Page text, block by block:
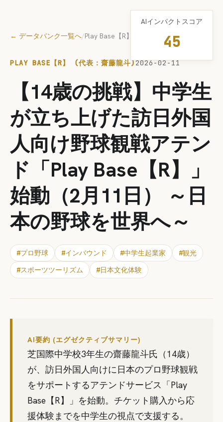
← データバンク一覧へ/Play Base【R】 (代表：齋藤龍斗)
PLAY BASE【R】 (代表：齋藤龍斗)2026-02-11
【14歳の挑戦】中学生
が立ち上げた訪日外国
人向け野球観戦アテン
ド「Play Base【R】」
始動（2月11日） ～日
本の野球を世界へ～
#プロ野球 #インバウンド #中学生起業家 #観光
#スポーツツーリズム #日本文化体験
AIインパクトスコア
45
AI要約 (エグゼクティブサマリー)
芝国際中学校3年生の齋藤龍斗氏（14歳）
が、訪日外国人向けに日本のプロ野球観戦
をサポートするアテンドサービス「Play
Base【R】」を始動。チケット購入から応
援体験までを中学生の視点で支援する。